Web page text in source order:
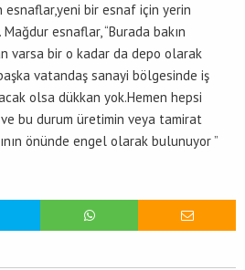
bir esnaf için yerin
esnaflar, “Burada bakın
varsa bir o kadar da depo olarak
vatandaş sanayi bölgesinde iş
olsa dükkan yok.Hemen hepsi
bu durum üretimin veya tamirat
önünde engel olarak bulunuyor ”